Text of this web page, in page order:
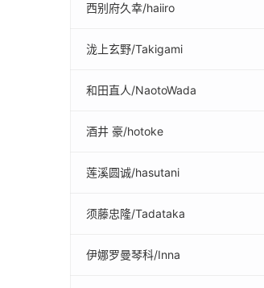
西别府久幸/haiiro
泷上玄野/Takigami
和田直人/NaotoWada
酒井 豪/hotoke
莲溪圆诚/hasutani
须藤忠隆/Tadataka
伊娜罗曼琴科/Inna